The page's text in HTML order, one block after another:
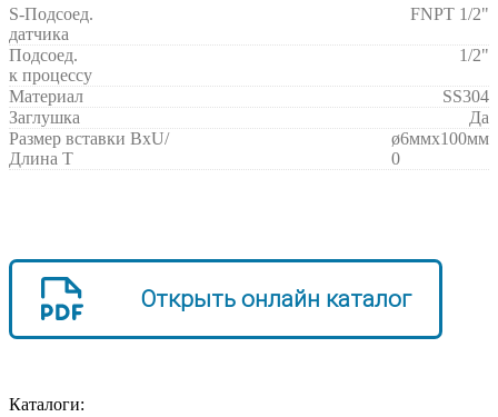
S-Подсоед.
датчика
FNPT 1/2"
Подсоед.
к процессу
1/2"
Материал
SS304
Заглушка
Да
Размер вставки BxU/
Длина T
ø6ммx100мм
0
Открыть онлайн каталог
Каталоги: